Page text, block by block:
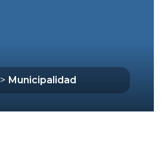
> Municipalidad